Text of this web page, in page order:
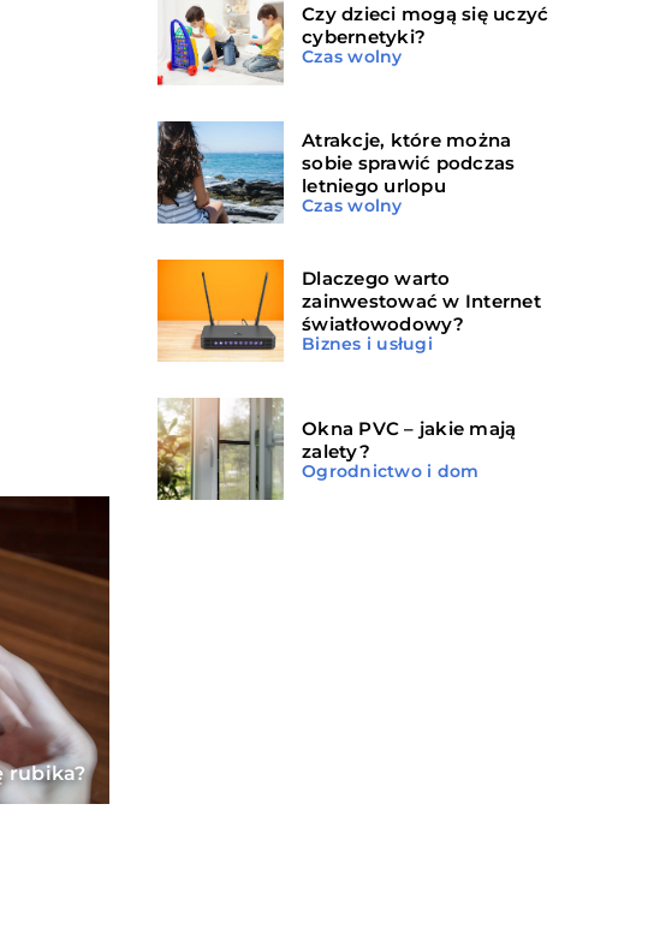
rubika?
Czy dzieci mogą się uczyć
cybernetyki?
Czas wolny
Atrakcje, które można
sobie sprawić podczas
letniego urlopu
Czas wolny
Dlaczego warto
zainwestować w Internet
światłowodowy?
Biznes i usługi
Okna PVC – jakie mają
zalety?
Ogrodnictwo i dom